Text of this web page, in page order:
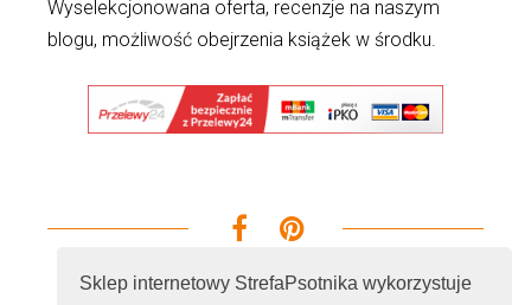
Sklep internetowy StrefaPsotnika wykorzystuje
Wyselekcjonowana oferta, recenzje na naszym
blogu, możliwość obejrzenia książek w środku.